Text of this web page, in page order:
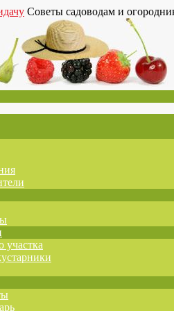
Советы садоводам и
участка